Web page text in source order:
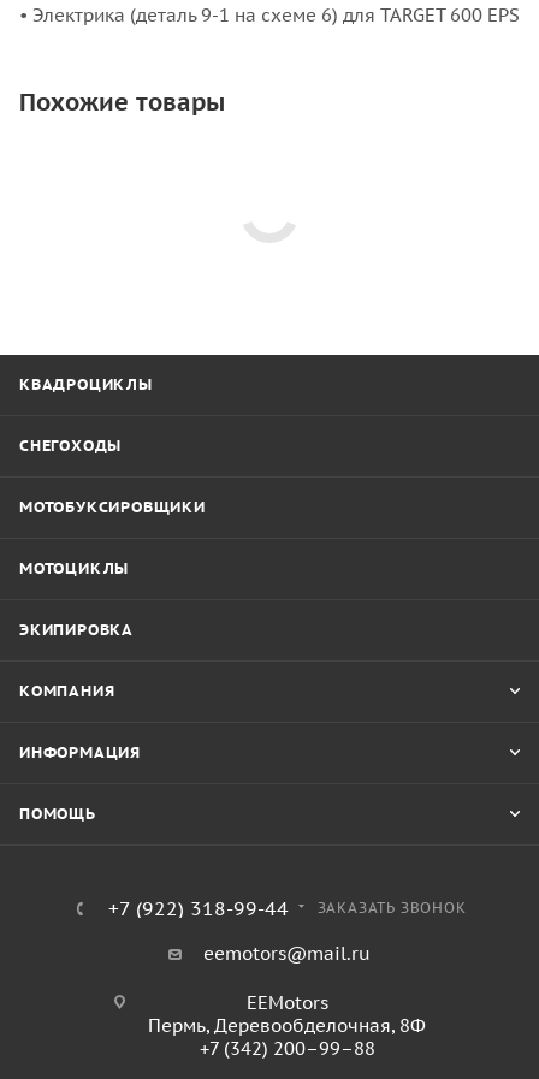
• Электрика (деталь 9-1 на схеме 6) для TARGET 600 EPS
Похожие товары
КВАДРОЦИКЛЫ
СНЕГОХОДЫ
МОТОБУКСИРОВЩИКИ
МОТОЦИКЛЫ
ЭКИПИРОВКА
КОМПАНИЯ
ИНФОРМАЦИЯ
ПОМОЩЬ
+7 (922) 318-99-44 ЗАКАЗАТЬ ЗВОНОК
eemotors@mail.ru
EEMotors
Пермь, Деревообделочная, 8Ф
+7 (342) 200–99–88